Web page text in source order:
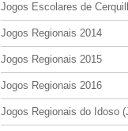
Jogos Escolares de
Jogos Regionais 2014
Jogos Regionais 2015
Jogos Regionais 2016
Jogos Regionais do Idoso